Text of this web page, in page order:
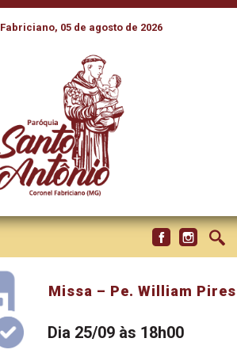
05 de agosto de 2026
Missa – Pe. William Pires
Dia 25/09 às 18h00